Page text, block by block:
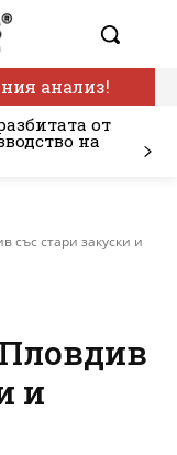
анализ!
от
на
със стари закуски и
и